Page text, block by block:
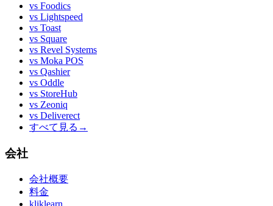
vs Foodics
vs Lightspeed
vs Toast
vs Square
vs Revel Systems
vs Moka POS
vs Qashier
vs Oddle
vs StoreHub
vs Zeoniq
vs Deliverect
すべて見る →
会社
会社概要
料金
kliklearn